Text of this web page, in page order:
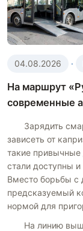
04.08.2026 ·
На маршрут
современные
Зарядить
зависеть от
такие привычные
стали доступны
Вместо борьбы с
предсказуемый
нормой для
На линию